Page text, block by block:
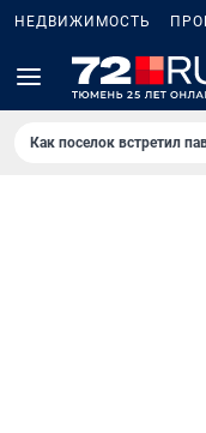
НЕДВИЖИМОСТЬ
Как поселок встретил